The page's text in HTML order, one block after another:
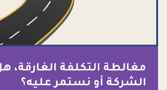
مغالطة التكلفة الغارقة،
الشركة أو نستمر عليه؟